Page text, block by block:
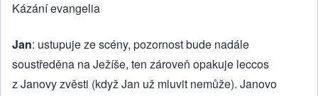
Kázání evangelia
Jan: ustupuje ze scény, pozornost bude nadále
soustředěna na Ježíše, ten zároveň opakuje leccos
z Janovy zvěsti (když Jan už mluvit nemůže). Janovo